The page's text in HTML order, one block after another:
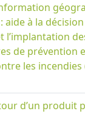
aide à la
l’implantation
de prévention
les incendies
d’un produit